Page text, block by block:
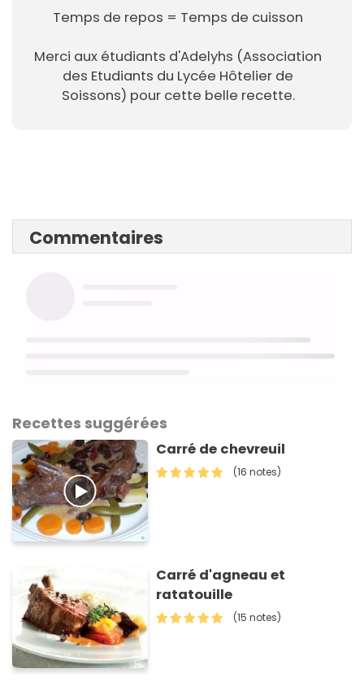
Temps de repos = Temps de cuisson
Merci aux étudiants d'Adelyhs (Association
des Etudiants du Lycée Hôtelier de
Soissons) pour cette belle recette.
Commentaires
Recettes suggérées
Carré de chevreuil
(16 notes)
Carré d'agneau et
ratatouille
(15 notes)